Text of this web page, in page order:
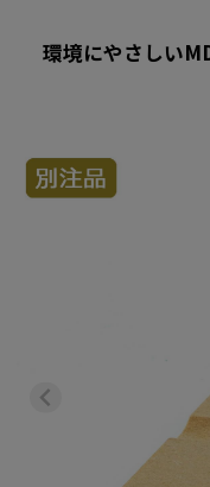
環境にやさしい